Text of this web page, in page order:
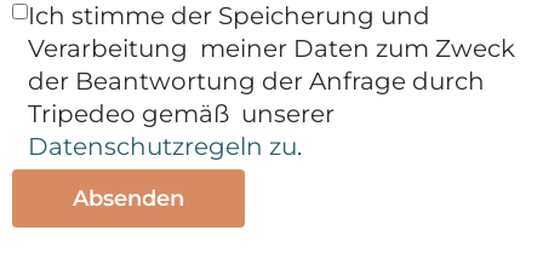
Ich stimme der Speicherung und
Verarbeitung meiner Daten zum Zweck
der Beantwortung der Anfrage durch
Tripedeo gemäß unserer
Datenschutzregeln zu.